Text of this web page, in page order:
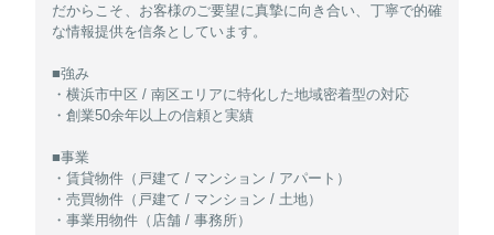
だからこそ、お客様のご要望に真摯に向き合い、丁寧で的確
な情報提供を信条としています。
■強み
・横浜市中区 / 南区エリアに特化した地域密着型の対応
・創業50余年以上の信頼と実績
■事業
・賃貸物件（戸建て / マンション / アパート）
・売買物件（戸建て / マンション / 土地）
・事業用物件（店舗 / 事務所）